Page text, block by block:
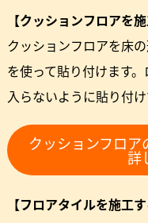
【クッションフロアを
クッションフロアを床
を使って貼り付けます
入らないように貼り付け
クッションフロ
詳
【フロアタイルを施工す